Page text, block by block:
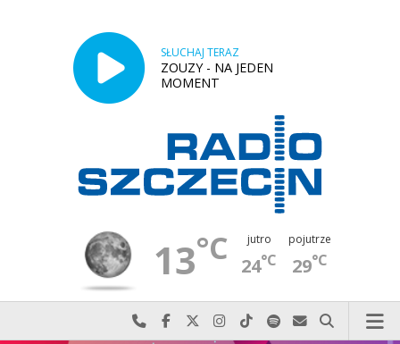
SŁUCHAJ TERAZ
ZOUZY - NA JEDEN
MOMENT
13°C jutro
24°C
pojutrze
29°C
Najlepiej po prostu do nas zadzwoń
Odwiedź nas na Facebook-u
Odwiedź nas na X
Odwiedź nas na Instagram-ie
Odwiedź nas na TikTok-u
Szukaj nas na Spotify
Wyślij do nas
Szukaj